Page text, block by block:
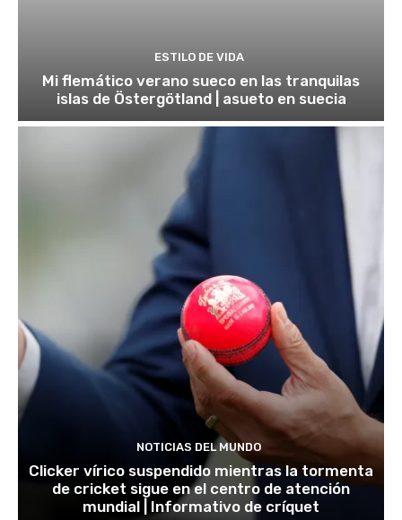
ESTILO DE VIDA
Mi flemático verano sueco en las tranquilas
islas de Östergötland | asueto en suecia
NOTICIAS DEL MUNDO
Clicker vírico suspendido mientras la tormenta
de cricket sigue en el centro de atención
mundial | Informativo de críquet